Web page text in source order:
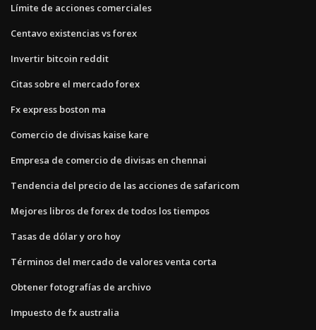
Límite de acciones comerciales
Centavo existencias vs forex
Invertir bitcoin reddit
Citas sobre el mercado forex
Fx express boston ma
Comercio de divisas kaise kare
Empresa de comercio de divisas en chennai
Tendencia del precio de las acciones de safaricom
Mejores libros de forex de todos los tiempos
Tasas de dólar y oro hoy
Términos del mercado de valores venta corta
Obtener fotografías de archivo
Impuesto de fx australia